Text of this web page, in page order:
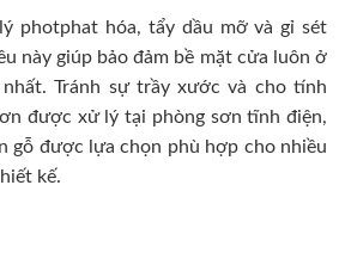
photphat hóa, tẩy dầu mỡ và gỉ sét
này giúp bảo đảm bề mặt cửa luôn ở
Tránh sự trầy xước và cho tính
được xử lý tại phòng sơn tĩnh điện,
gỗ được lựa chọn phù hợp cho nhiều
kế.